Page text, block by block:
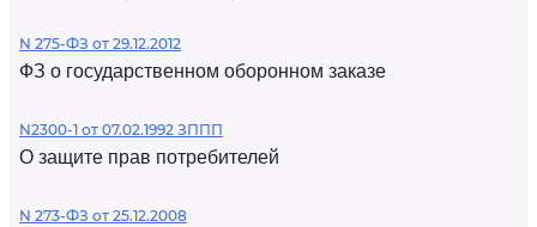
N 275-ФЗ от 29.12.2012
ФЗ о государственном оборонном заказе
N2300-1 от 07.02.1992 ЗППП
О защите прав потребителей
N 273-ФЗ от 25.12.2008